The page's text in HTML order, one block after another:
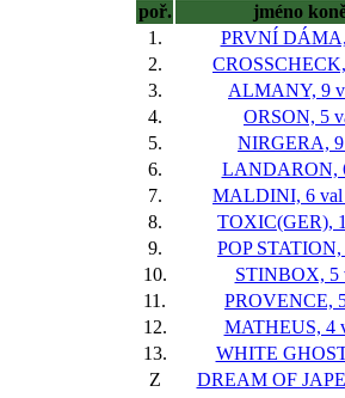
poř.
jméno
1.
PRVNÍ
2.
3.
ALMANY, 9
4.
ORSON, 5
5.
NIRGERA,
6.
LANDARON,
7.
MALDINI, 6 val
8.
TOXIC(GER),
9.
POP STATION,
10.
STINBOX, 5
11.
PROVENCE,
12.
MATHEUS, 4
13.
WHITE
Z
DREAM OF